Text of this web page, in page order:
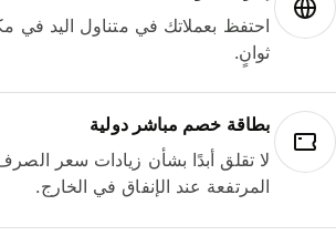
احتفظ بعملاتك في متناول اليد في
ثوانٍ.
بطاقة خصم مباشر دولية
لا تقلق أبدًا بشأن زيادات سعر
المرتفعة عند الإنفاق في الخارج.